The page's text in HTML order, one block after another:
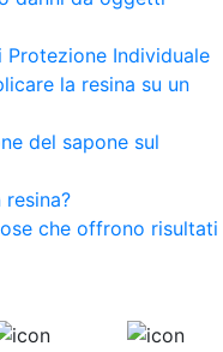
Individuale
la resina su un
del sapone sul
che offrono risultati